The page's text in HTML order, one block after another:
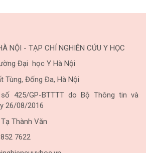
NỘI - TẠP CHÍ NGHIÊN CỨU Y HỌC
Đại học Y Hà Nội
Tùng, Đống Đa, Hà Nội
425/GP-BTTTT do Bộ Thông tin và
26/08/2016
Thành Văn
7622